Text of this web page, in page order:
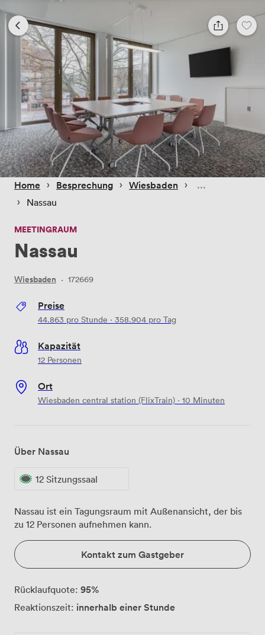
Home › Besprechung › Wiesbaden ›
› Nassau
MEETINGRAUM
Nassau
Wiesbaden · 172669
Preise
44.863 pro Stunde · 358.904 pro Tag
Kapazität
12 Personen
Ort
Wiesbaden central station (FlixTrain) · 10 Minuten
Über Nassau
12 Sitzungssaal
Nassau ist ein Tagungsraum mit Außenansicht, der bis
zu 12 Personen aufnehmen kann.
Kontakt zum Gastgeber
Rücklaufquote: 95%
Reaktionszeit: innerhalb einer Stunde